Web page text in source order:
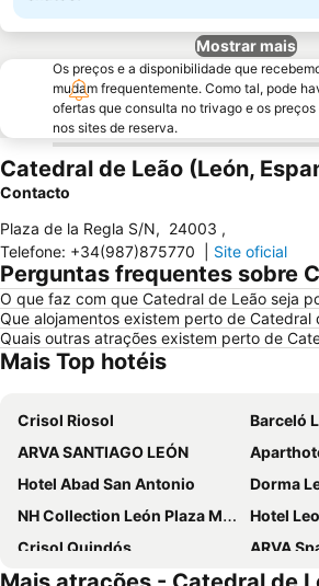
Mostrar mais
Os preços e a disponibilidade que
mudam frequentemente. Como tal, pode
ofertas que consulta no trivago e os
nos sites de reserva.
Catedral de Leão (León,
Contacto
Plaza de la Regla S/N, 24003 ,
Telefone: +34(987)875770 Site oficial
Perguntas frequentes sobre
O que faz com que Catedral de Leão seja
Que alojamentos existem perto de Catedral
Quais outras atrações existem perto de
Mais Top hotéis
Crisol Riosol
Barceló
ARVA SANTIAGO LEÓN
Aparthotel
Hotel Abad San Antonio
Dorma
NH Collection León Plaza Mayor
Hotel
Crisol Quindós
ARVA
Hotel Silken Luis de León